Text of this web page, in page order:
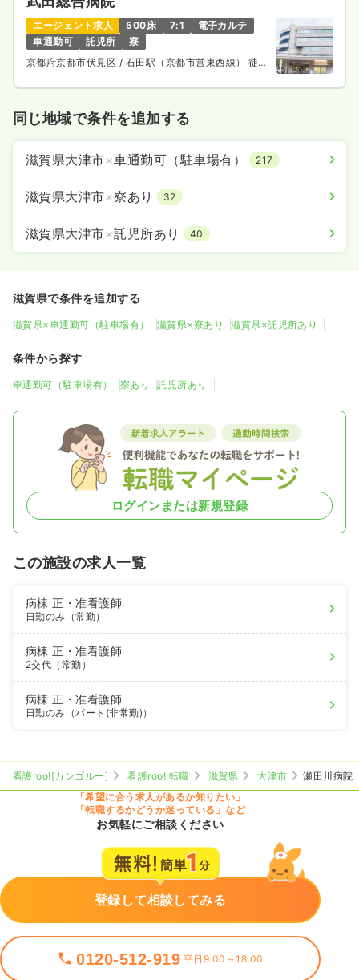
エージェント求人 500床 7:1
電子カルテ
車通勤可
託児所
寮
京都府京都市伏見区 / 石田駅（京都市営東西線） 徒歩
同じ地域で条件を追加する
滋賀県大津市×車通勤可（駐車場有） 217
滋賀県大津市×寮あり 32
滋賀県大津市×託児所あり 40
滋賀県で条件を追加する
滋賀県×車通勤可（駐車場有） 滋賀県×寮あり 滋賀県×託児所あり
条件から探す
車通勤可（駐車場有） 寮あり 託児所あり
ログインまたは新規登録
この施設の求人一覧
病棟正・准看護師
日勤のみ（常勤）
病棟正・准看護師
2交代（常勤）
病棟正・准看護師
日勤のみ（パート(非常勤)）
看護roo![カンゴルー] 看護roo! 転職 滋賀県 大津市
瀬田川病院
「希望に合う求人があるか知りたい」
「転職するかどうか迷っている」など
お気軽にご相談ください
登録して相談してみる
0120-512-919 平日9:00～18:00